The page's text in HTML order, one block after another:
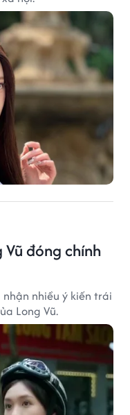
Vũ đóng chính
nhiều ý kiến trái
Long Vũ.